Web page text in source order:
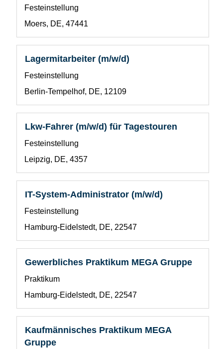
Benutzerdefiniertes
1
Festeinstellung
Standort
Moers, DE, 47441
Leertaste,
um
Stelleninformationen
vollständig
anzuzeigen.
Stellenbezeichnung
Lagermitarbeiter (m/w/d)
Benutzerdefiniertes
1
Festeinstellung
Standort
Berlin-Tempelhof, DE, 12109
Drücken
die
Leertaste,
die
Stelleninformationen
anzuzeigen.
Stellenbezeichnung
Lkw-Fahrer (m/w/d) für Tagestouren
Benutzerdefiniertes
1
Festeinstellung
Standort
Leipzig, DE, 4357
Drücken
die
Leertaste,
die
Stelleninformationen
vollständig
anzuzeigen.
Stellenbezeichnung
IT-System-Administrator (m/w/d)
Benutzerdefiniertes
1
Festeinstellung
Standort
Hamburg-Eidelstedt, DE, 22547
Drücken
die
Leertaste,
die
Stelleninformationen
anzuzeigen.
Stellenbezeichnung
Gewerbliches Praktikum MEGA Gruppe
Benutzerdefiniertes
1
Praktikum
Standort
Hamburg-Eidelstedt, DE, 22547
Drücken
die
Leertaste,
die
Stelleninformationen
vollständig
Stellenbezeichnung
Kaufmännisches Praktikum MEGA
Gruppe
Drücken
Sie